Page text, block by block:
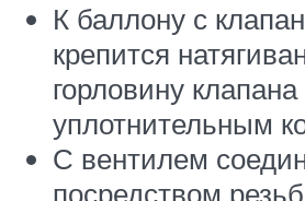
К баллону с
крепится
горловину клапана
уплотнительным
С вентилем
посредством